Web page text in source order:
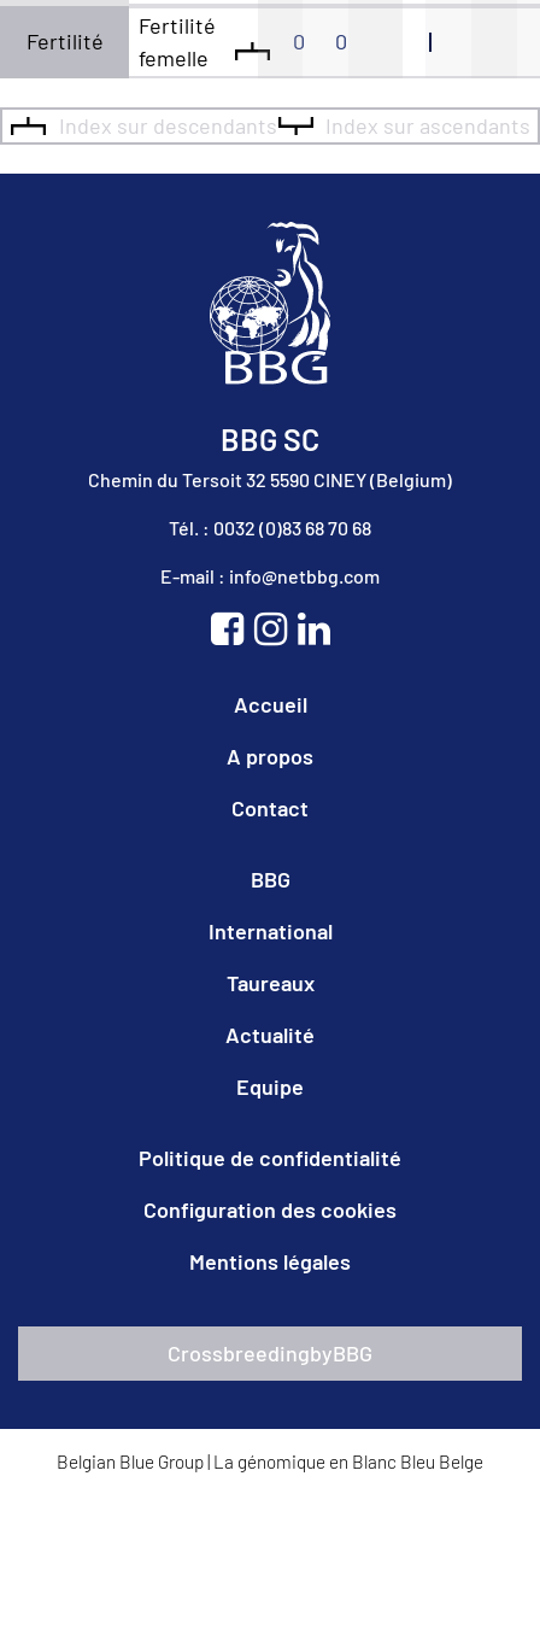
Fertilité
Fertilité
femelle
0 0
Index sur descendants Index sur ascendants
BBG SC
Chemin du Tersoit 32 5590 CINEY (Belgium)
Tél. : 0032 (0)83 68 70 68
E-mail : info@netbbg.com
Accueil
A propos
Contact
BBG
International
Taureaux
Actualité
Equipe
Politique de confidentialité
Configuration des cookies
Mentions légales
CrossbreedingbyBBG
Belgian Blue Group| La génomique en Blanc Bleu Belge